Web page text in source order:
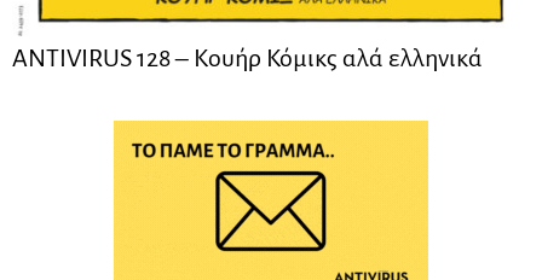
ANTIVIRUS 128 – Kουήρ Κόμικς αλά ελληνικά